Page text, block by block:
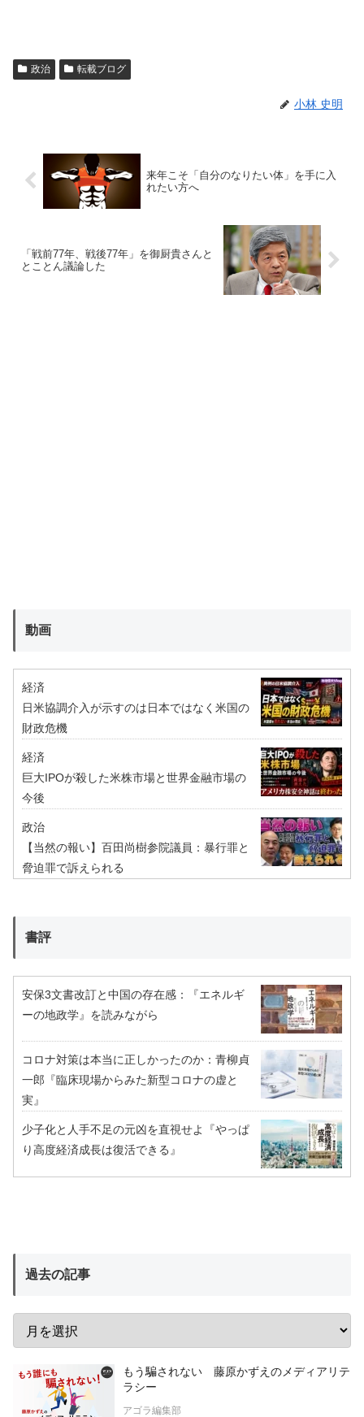
政治 転載ブログ
小林 史明
来年こそ「自分のなりたい体」を手に入
れたい方へ
「戦前77年、戦後77年」を御厨貴さんと
とことん議論した
動画
経済
日米協調介入が示すのは日本ではなく米国の
財政危機
経済
巨大IPOが殺した米株市場と世界金融市場の
今後
政治
【当然の報い】百田尚樹参院議員：暴行罪と
脅迫罪で訴えられる
書評
安保3文書改訂と中国の存在感：『エネルギ
ーの地政学』を読みながら
コロナ対策は本当に正しかったのか：青柳貞
一郎『臨床現場からみた新型コロナの虚と
実』
少子化と人手不足の元凶を直視せよ『やっぱ
り高度経済成長は復活できる』
過去の記事
もう騙されない 藤原かずえのメディアリテ
ラシー
アゴラ編集部